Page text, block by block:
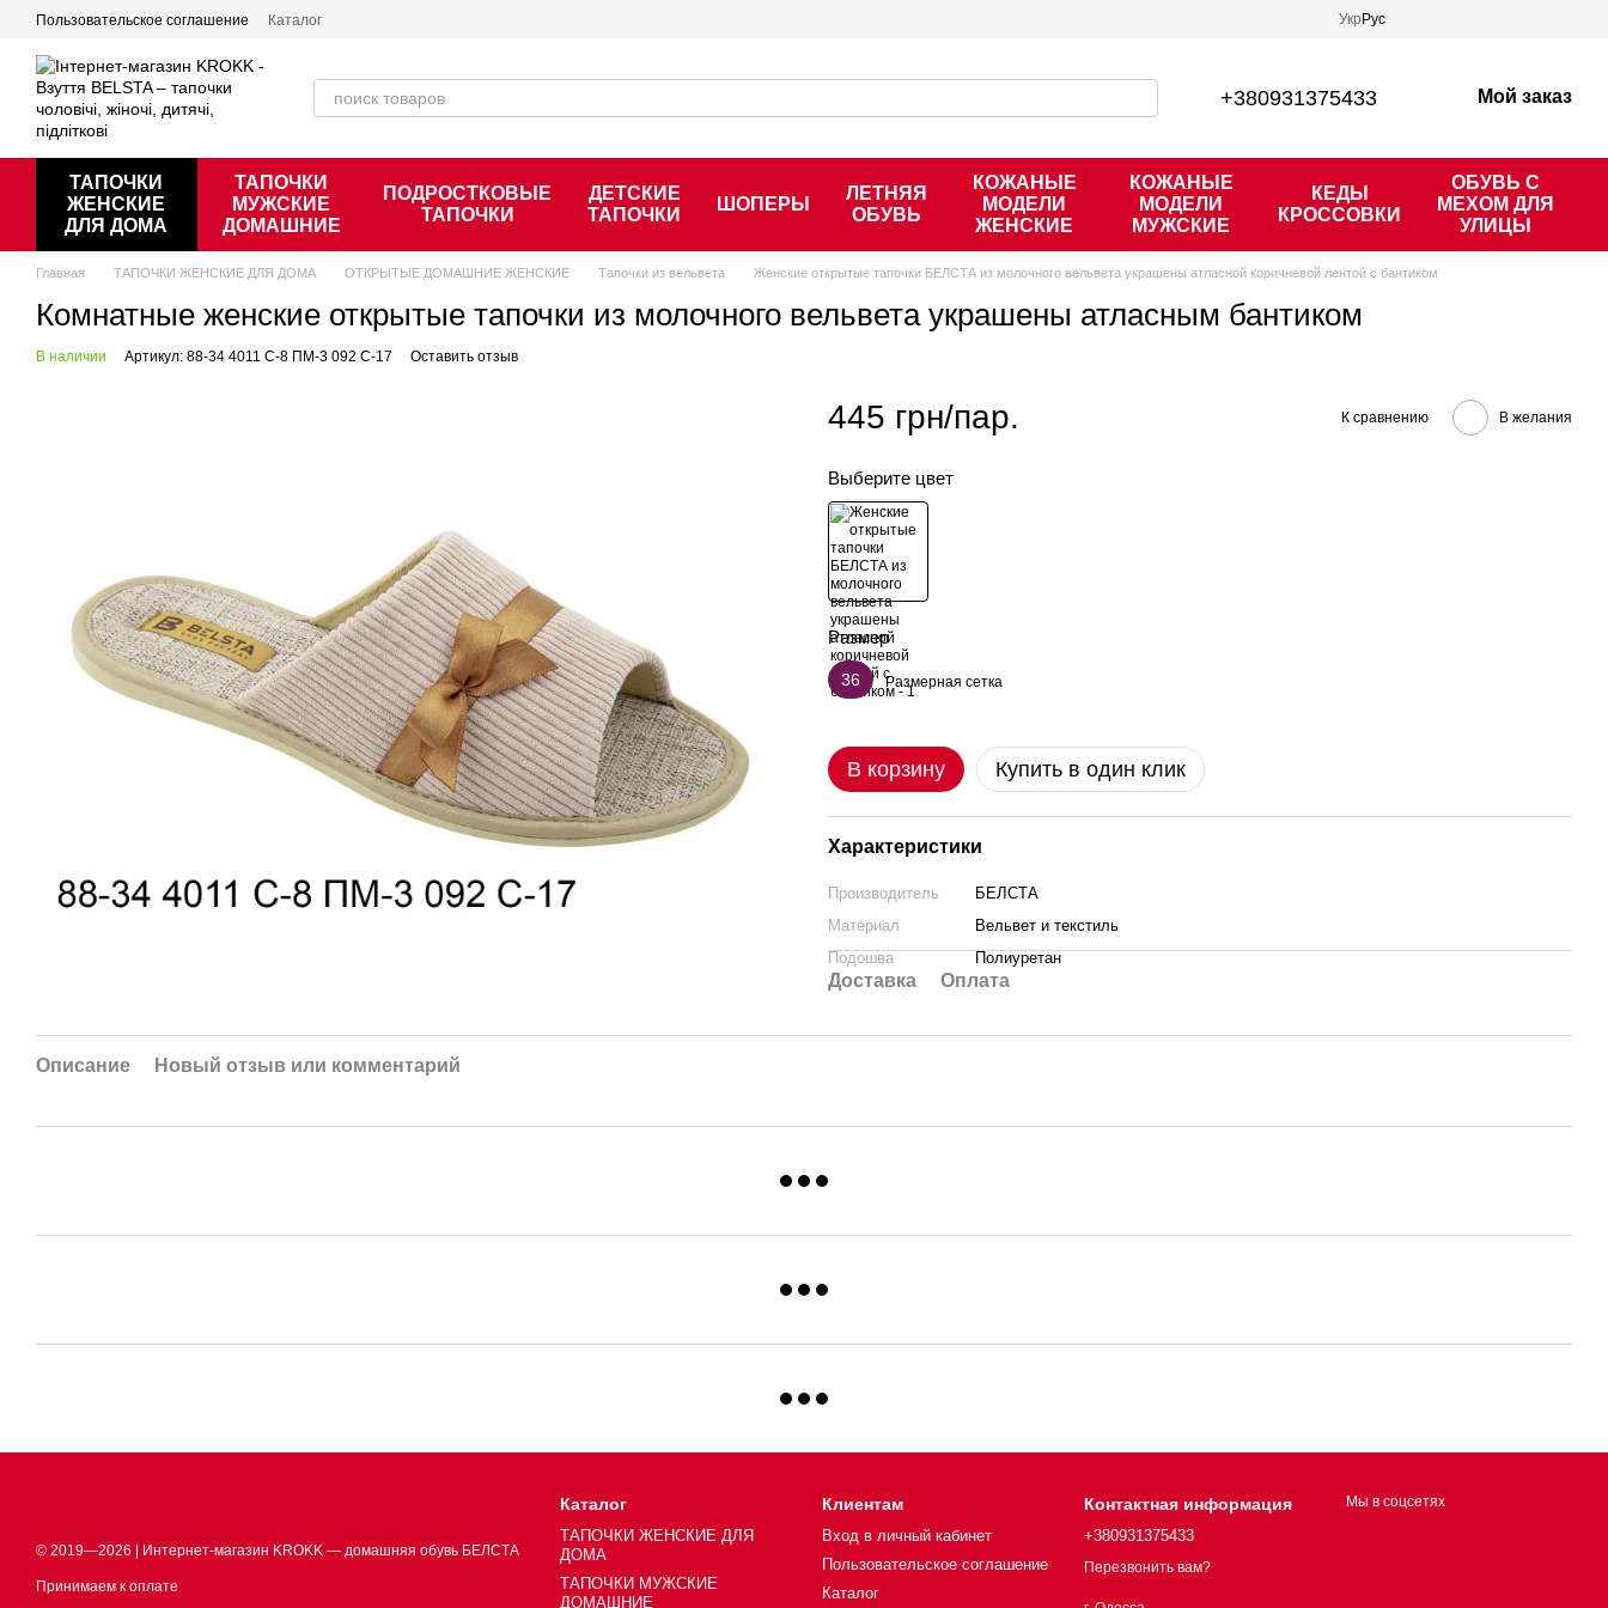
Перейти к основному контенту
Пользовательское соглашение Каталог Укр Рус
+380931375433 Мой заказ
ТАПОЧКИ
ЖЕНСКИЕ
ДЛЯ ДОМА
ТАПОЧКИ
МУЖСКИЕ
ДОМАШНИЕ
ПОДРОСТКОВЫЕ
ТАПОЧКИ
ДЕТСКИЕ
ТАПОЧКИ
ШОПЕРЫ
ЛЕТНЯЯ
ОБУВЬ
КОЖАНЫЕ
МОДЕЛИ
ЖЕНСКИЕ
КОЖАНЫЕ
МОДЕЛИ
МУЖСКИЕ
КЕДЫ
КРОССОВКИ
ОБУВЬ С
МЕХОМ ДЛЯ
УЛИЦЫ
Главная ТАПОЧКИ ЖЕНСКИЕ ДЛЯ ДОМА ОТКРЫТЫЕ ДОМАШНИЕ ЖЕНСКИЕ Тапочки из вельвета Женские открытые тапочки БЕЛСТА из молочного вельвета украшены атласной коричневой лентой с бантиком
Комнатные женские открытые тапочки из молочного вельвета украшены атласным бантиком
В наличии Артикул: 88-34 4011 C-8 ПМ-3 092 C-17 Оставить отзыв
445 грн/пар. К сравнению В желания
Выберите цвет
Размер
36 Размерная сетка
В корзину Купить в один клик
Характеристики
Производитель
БЕЛСТА
Материал
Вельвет и текстиль
Подошва
Полиуретан
Доставка Оплата
Описание Новый отзыв или комментарий
© 2019—2026 | Интернет-магазин KROKK — домашняя обувь БЕЛСТА
Принимаем к оплате
Каталог
ТАПОЧКИ ЖЕНСКИЕ ДЛЯ
ДОМА
ТАПОЧКИ МУЖСКИЕ
ДОМАШНИЕ
Клиентам
Вход в личный кабинет
Пользовательское соглашение
Каталог
Контактная информация
+380931375433
Перезвонить вам?
Мы в соцсетях